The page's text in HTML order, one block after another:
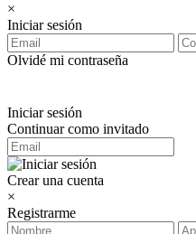
×
Iniciar sesión
Olvidé mi contraseña
Iniciar sesión
Continuar como invitado
Crear una cuenta
×
Registrarme